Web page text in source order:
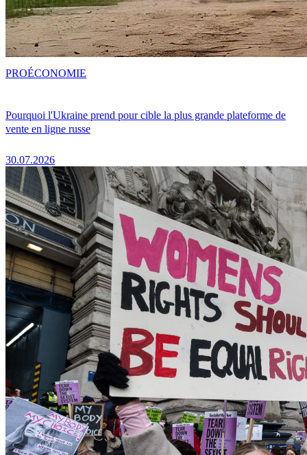
Pourquoi l'Ukraine prend pour cible la plus grande plateforme de
vente en ligne russe
30.07.2026
PROÉCONOMIE